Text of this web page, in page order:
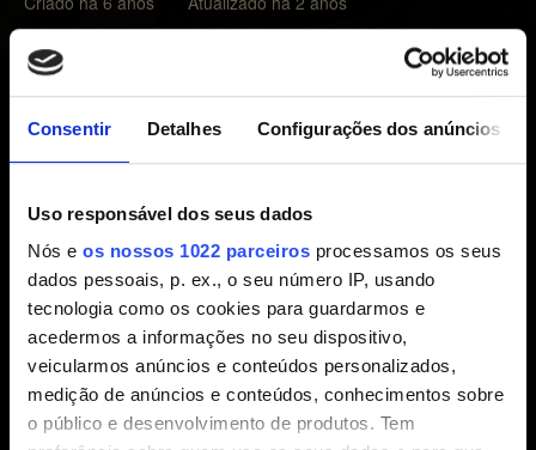
Consentir Detalhes Configurações dos anúncios
Uso responsável dos seus dados
Nós e os nossos 1022 parceiros processamos os seus
dados pessoais, p. ex., o seu número IP, usando
tecnologia como os cookies para guardarmos e
acedermos a informações no seu dispositivo,
veicularmos anúncios e conteúdos personalizados,
medição de anúncios e conteúdos, conhecimentos sobre
o público e desenvolvimento de produtos. Tem
Se você tiver cumprido as exigências para determinado
contrato e ele não tiver sido creditado, envie-nos o
seguinte:
(ou o nome exato em inglês do contrato).
2) Especifique a ação feita que deveria acionar a
obtenção do contrato.
2) Data e hora (+ fuso horário) de quando você cumpriu
as exigências.